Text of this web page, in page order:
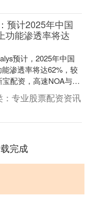
预计2025年中国
功能渗透率将达
预计，2025年中国
渗透率将达62%，较
配资，高速NOA与城
和9.....
专业股票配资资讯
完成